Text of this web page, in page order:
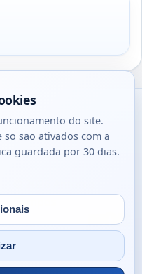
Campos
Email
do site.
sao ativados com a
guardada por 30 dias.